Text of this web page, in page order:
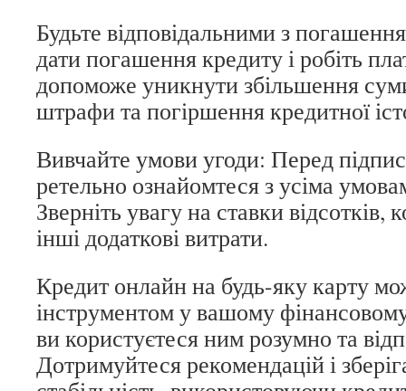
Будьте відповідальними з
дати погашення кредиту і робіть
допоможе уникнути збільшення
штрафи та погіршення кредитної
Вивчайте умови угоди: Перед
ретельно ознайомтеся з усіма
Зверніть увагу на ставки відсотків,
інші додаткові витрати.
Кредит онлайн на будь-яку карту
інструментом у вашому
ви користуєтеся ним розумно та
Дотримуйтеся рекомендацій і